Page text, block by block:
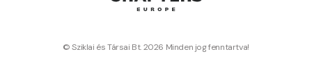
© Sziklai és Társai Bt. 2026 Minden jog fenntartva!